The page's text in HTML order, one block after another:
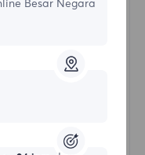
Besar Negara